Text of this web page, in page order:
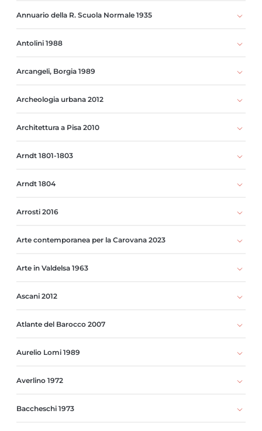
Annuario della R. Scuola Normale 1935
Antolini 1988
Arcangeli, Borgia 1989
Archeologia urbana 2012
Architettura a Pisa 2010
Arndt 1801-1803
Arndt 1804
Arrosti 2016
Arte contemporanea per la Carovana 2023
Arte in Valdelsa 1963
Ascani 2012
Atlante del Barocco 2007
Aurelio Lomi 1989
Averlino 1972
Baccheschi 1973